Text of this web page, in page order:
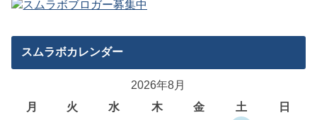
スムラボカレンダー
2026年8月
月
火 水 木 金 土
日